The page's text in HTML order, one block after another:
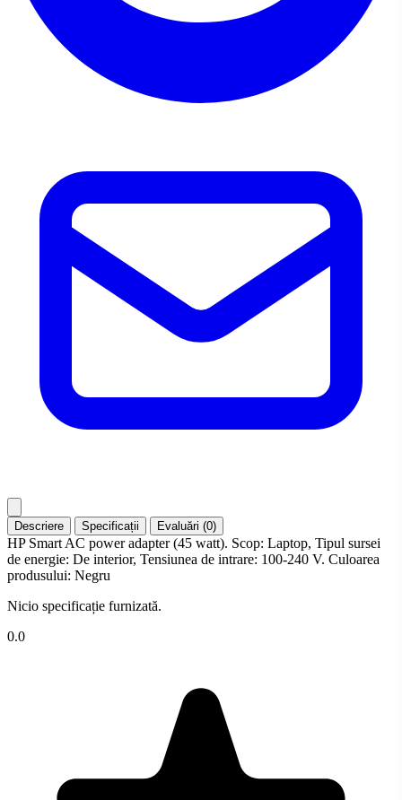
Descriere Specificații Evaluări (0)
HP Smart AC power adapter (45 watt). Scop: Laptop, Tipul sursei
de energie: De interior, Tensiunea de intrare: 100-240 V. Culoarea
produsului: Negru
Nicio specificație furnizată.
0.0